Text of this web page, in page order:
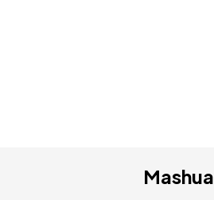
Mashua